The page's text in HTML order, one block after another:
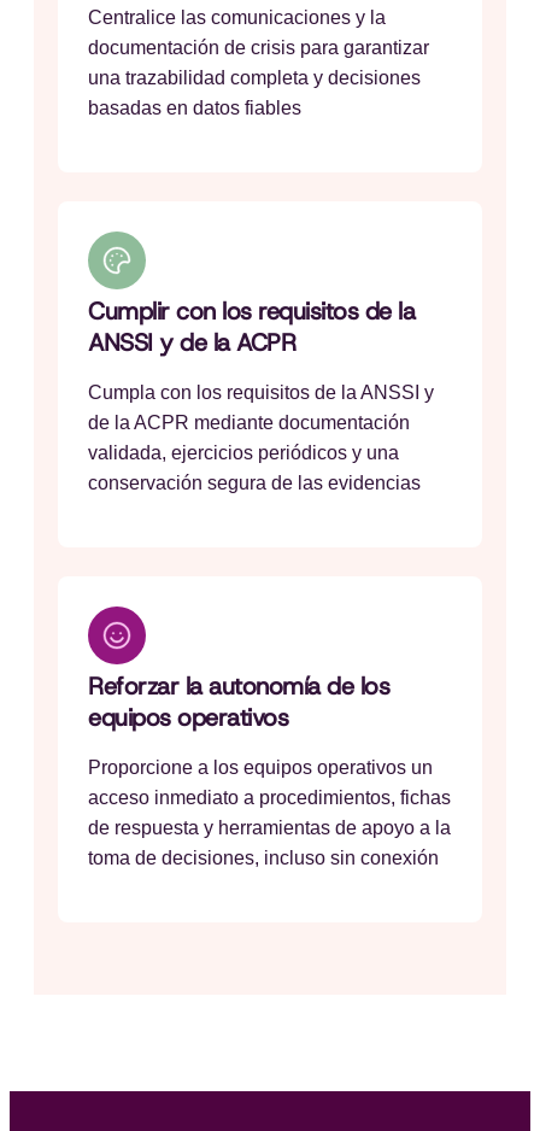
Centralice las comunicaciones y la
documentación de crisis para garantizar
una trazabilidad completa y decisiones
basadas en datos fiables
Cumplir con los requisitos de la
ANSSI y de la ACPR
Cumpla con los requisitos de la ANSSI y
de la ACPR mediante documentación
validada, ejercicios periódicos y una
conservación segura de las evidencias
Reforzar la autonomía de los
equipos operativos
Proporcione a los equipos operativos un
acceso inmediato a procedimientos, fichas
de respuesta y herramientas de apoyo a la
toma de decisiones, incluso sin conexión